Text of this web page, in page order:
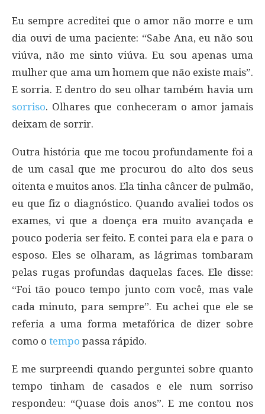
Eu sempre acreditei que o amor não morre e um
dia ouvi de uma paciente: “Sabe Ana, eu não sou
viúva, não me sinto viúva. Eu sou apenas uma
mulher que ama um homem que não existe mais”.
E sorria. E dentro do seu olhar também havia um
sorriso. Olhares que conheceram o amor jamais
deixam de sorrir.
Outra história que me tocou profundamente foi a
de um casal que me procurou do alto dos seus
oitenta e muitos anos. Ela tinha câncer de pulmão,
eu que fiz o diagnóstico. Quando avaliei todos os
exames, vi que a doença era muito avançada e
pouco poderia ser feito. E contei para ela e para o
esposo. Eles se olharam, as lágrimas tombaram
pelas rugas profundas daquelas faces. Ele disse:
“Foi tão pouco tempo junto com você, mas vale
cada minuto, para sempre”. Eu achei que ele se
referia a uma forma metafórica de dizer sobre
como o tempo passa rápido.
E me surpreendi quando perguntei sobre quanto
tempo tinham de casados e ele num sorriso
respondeu: “Quase dois anos”. E me contou nos